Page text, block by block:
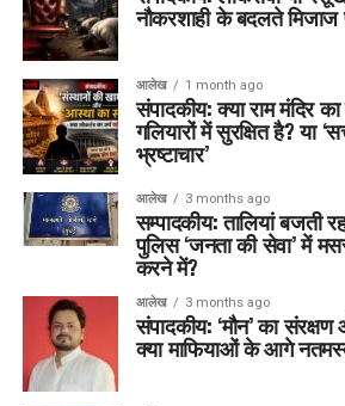
नौकरशाही के बदलते मिजाज
आलेख 1 month ago
संपादकीय: क्या राम मंदिर
गलियारों में सुरक्षित है? या
भ्रष्टाचार’
आलेख 3 months ago
सम्पादकीय: तालियां बजती
पुलिस ‘जनता की सेवा’ में
करने में?
आलेख 3 months ago
संपादकीय: ‘मौन’ का
क्या माफियाओं के आगे